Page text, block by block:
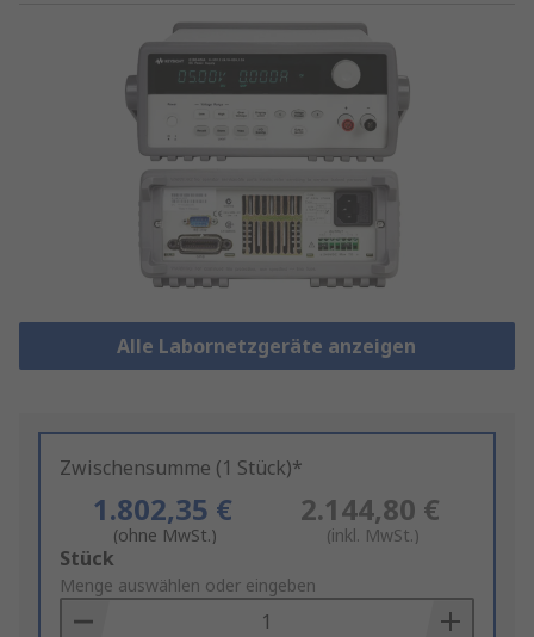
Alle Labornetzgeräte anzeigen
Zwischensumme (1 Stück)*
1.802,35 €
(ohne MwSt.)
2.144,80 €
(inkl. MwSt.)
Add
to
Basket
Stück
Menge auswählen oder eingeben